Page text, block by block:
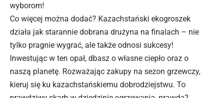
wyborom!
Co więcej można dodać? Kazachstański ekogroszek
działa jak starannie dobrana drużyna na finalach – nie
tylko pragnie wygrać, ale także odnosi sukcesy!
Inwestując w ten opał, dbasz o własne ciepło oraz o
naszą planetę. Rozważając zakupy na sezon grzewczy,
kieruj się ku kazachstańskiemu dobrodziejstwu. To